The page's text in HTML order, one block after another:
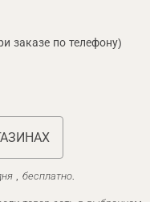
заказе по телефону)
, бесплатно.